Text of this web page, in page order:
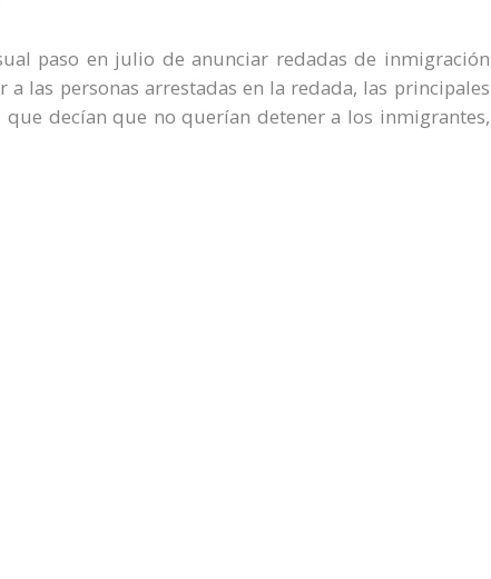
paso en julio de anunciar redadas de inmigración
las personas arrestadas en la redada, las principales
decían que no querían detener a los inmigrantes,